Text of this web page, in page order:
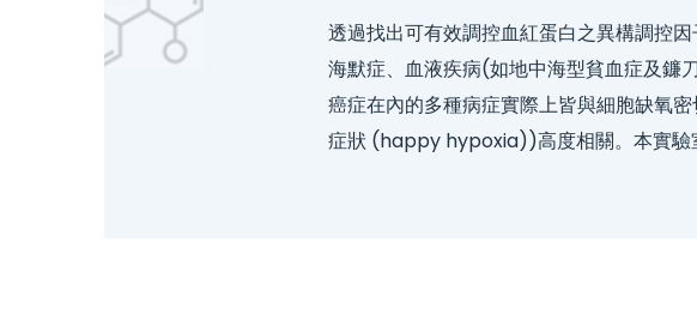
透過找出可有效調控血紅蛋白之異構調控
海默症、血液疾病(如地中海型貧血症及鐮
癌症在內的多種病症實際上皆與細胞缺氧
症狀 (happy hypoxia))高度相關。本實驗